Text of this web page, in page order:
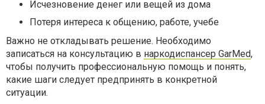
Исчезновение денег или вещей из дома
Потеря интереса к общению, работе, учебе
Важно не откладывать решение. Необходимо
записаться на консультацию в наркодиспансер GarMed,
чтобы получить профессиональную помощь и понять,
какие шаги следует предпринять в конкретной
ситуации.